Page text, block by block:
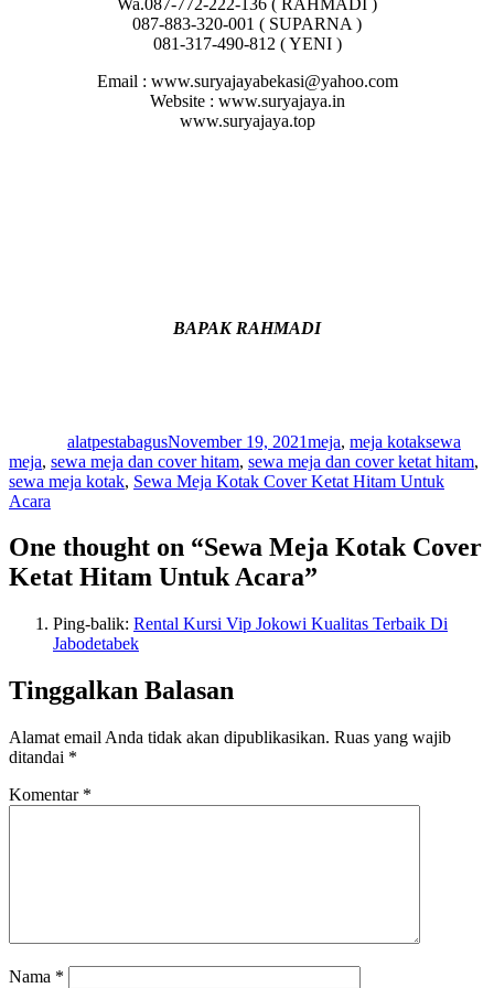
087-883-320-001 ( SUPARNA )
081-317-490-812 ( YENI )
Email : www.suryajayabekasi@yahoo.com
Website : www.suryajaya.in
www.suryajaya.top
BAPAK RAHMADI
alatpestabagusNovember 19, 2021meja, meja kotaksewa
meja, sewa meja dan cover hitam, sewa meja dan cover ketat hitam,
sewa meja kotak, Sewa Meja Kotak Cover Ketat Hitam Untuk
Acara
One thought on “Sewa Meja Kotak Cover
Ketat Hitam Untuk Acara”
Ping-balik: Rental Kursi Vip Jokowi Kualitas Terbaik Di
Jabodetabek
Tinggalkan Balasan
Alamat email Anda tidak akan dipublikasikan. Ruas yang wajib
ditandai *
Komentar *
Nama *